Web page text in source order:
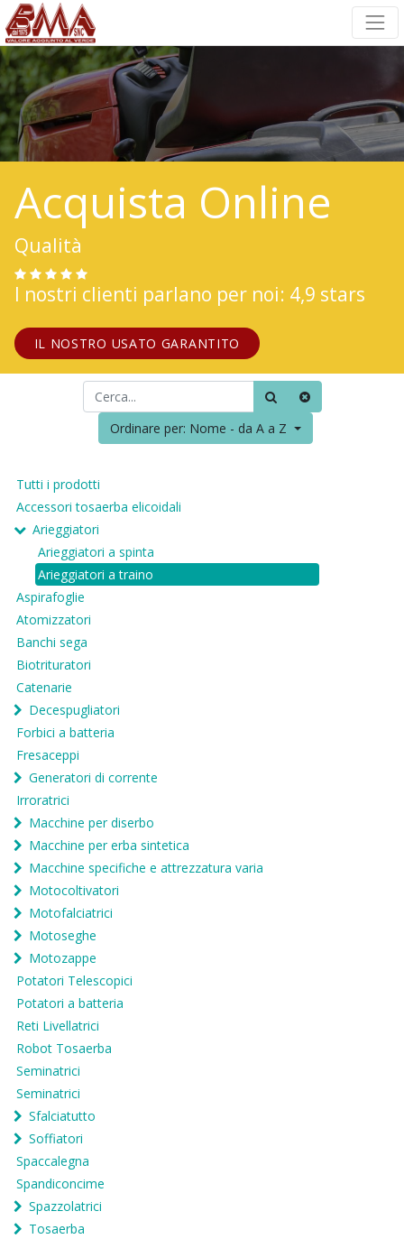
Acquista Online
Qualità
I nostri clienti parlano per noi: 4,9 stars
IL NOSTRO USATO GARANTITO
Ordinare per: Nome - da A a Z
Tutti i prodotti
Accessori tosaerba elicoidali
Arieggiatori
Arieggiatori a spinta
Arieggiatori a traino
Aspirafoglie
Atomizzatori
Banchi sega
Biotrituratori
Catenarie
Decespugliatori
Forbici a batteria
Fresaceppi
Generatori di corrente
Irroratrici
Macchine per diserbo
Macchine per erba sintetica
Macchine specifiche e attrezzatura varia
Motocoltivatori
Motofalciatrici
Motoseghe
Motozappe
Potatori Telescopici
Potatori a batteria
Reti Livellatrici
Robot Tosaerba
Seminatrici
Seminatrici
Sfalciatutto
Soffiatori
Spaccalegna
Spandiconcime
Spazzolatrici
Tosaerba